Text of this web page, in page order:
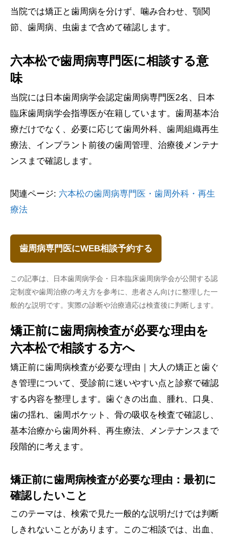
当院では矯正と歯周病を分けず、噛み合わせ、顎関
節、歯周病、虫歯まで含めて確認します。
六本松で歯周病専門医に相談する意
味
当院には日本歯周病学会認定歯周病専門医2名、日本
臨床歯周病学会指導医が在籍しています。歯周基本治
療だけでなく、必要に応じて歯周外科、歯周組織再生
療法、インプラント前後の歯周管理、治療後メンテナ
ンスまで確認します。
関連ページ: 六本松の歯周病専門医・歯周外科・再生
療法
歯周病専門医にWEB相談予約する
この記事は、日本歯周病学会・日本臨床歯周病学会が公開する認
定制度や歯周治療の考え方を参考に、患者さん向けに整理した一
般的な説明です。実際の診断や治療適応は検査後に判断します。
矯正前に歯周病検査が必要な理由を
六本松で相談する方へ
矯正前に歯周病検査が必要な理由｜大人の矯正と歯ぐ
き管理について、受診前に迷いやすい点と診察で確認
する内容を整理します。歯ぐきの出血、腫れ、口臭、
歯の揺れ、歯周ポケット、骨の吸収を検査で確認し、
基本治療から歯周外科、再生療法、メンテナンスまで
段階的に考えます。
矯正前に歯周病検査が必要な理由：最初に
確認したいこと
このテーマは、検索で見た一般的な説明だけでは判断
しきれないことがあります。このご相談では、出血、